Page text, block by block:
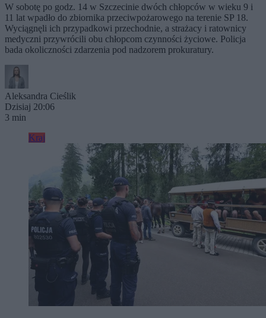
W sobotę po godz. 14 w Szczecinie dwóch chłopców w wieku 9 i
11 lat wpadło do zbiornika przeciwpożarowego na terenie SP 18.
Wyciągnęli ich przypadkowi przechodnie, a strażacy i ratownicy
medyczni przywrócili obu chłopcom czynności życiowe. Policja
bada okoliczności zdarzenia pod nadzorem prokuratury.
Aleksandra Cieślik
Dzisiaj 20:06
3 min
Kraj